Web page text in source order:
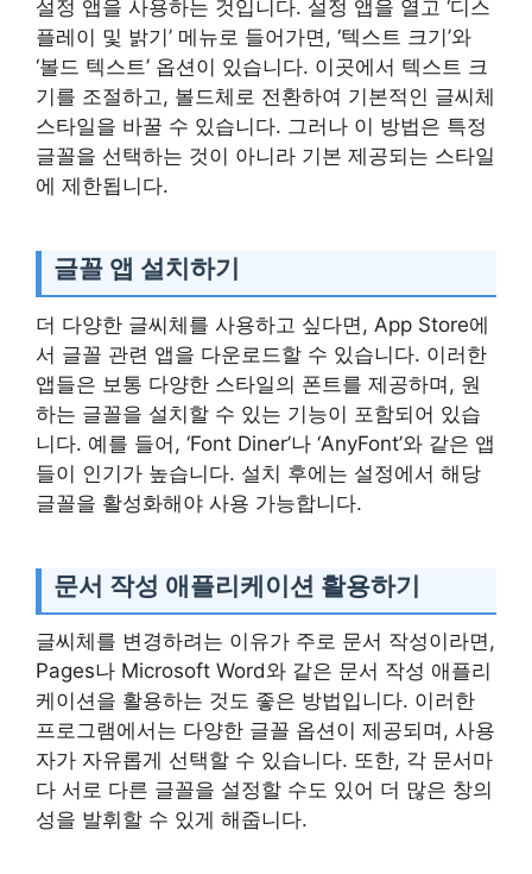
설정 앱을 사용하는 것입니다. 설정 앱을 열고 ‘디스
플레이 및 밝기’ 메뉴로 들어가면, ‘텍스트 크기’와
‘볼드 텍스트’ 옵션이 있습니다. 이곳에서 텍스트 크
기를 조절하고, 볼드체로 전환하여 기본적인 글씨체
스타일을 바꿀 수 있습니다. 그러나 이 방법은 특정
글꼴을 선택하는 것이 아니라 기본 제공되는 스타일
에 제한됩니다.
글꼴 앱 설치하기
더 다양한 글씨체를 사용하고 싶다면, App Store에
서 글꼴 관련 앱을 다운로드할 수 있습니다. 이러한
앱들은 보통 다양한 스타일의 폰트를 제공하며, 원
하는 글꼴을 설치할 수 있는 기능이 포함되어 있습
니다. 예를 들어, ‘Font Diner’나 ‘AnyFont’와 같은 앱
들이 인기가 높습니다. 설치 후에는 설정에서 해당
글꼴을 활성화해야 사용 가능합니다.
문서 작성 애플리케이션 활용하기
글씨체를 변경하려는 이유가 주로 문서 작성이라면,
Pages나 Microsoft Word와 같은 문서 작성 애플리
케이션을 활용하는 것도 좋은 방법입니다. 이러한
프로그램에서는 다양한 글꼴 옵션이 제공되며, 사용
자가 자유롭게 선택할 수 있습니다. 또한, 각 문서마
다 서로 다른 글꼴을 설정할 수도 있어 더 많은 창의
성을 발휘할 수 있게 해줍니다.